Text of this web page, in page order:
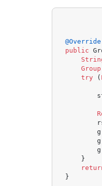
@Override
public
Group
try (
    }
}